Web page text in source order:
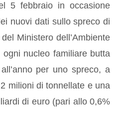
5 febbraio in occasione
nuovi dati sullo spreco di
Ministero dell’Ambiente
nucleo familiare butta
per uno spreco, a
milioni di tonnellate e una
di euro (pari allo 0,6%